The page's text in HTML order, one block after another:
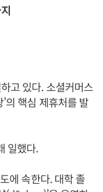
고 있다. 소셜커머스
의 핵심 제휴처를 발
일했다.
에 속한다. 대학 졸